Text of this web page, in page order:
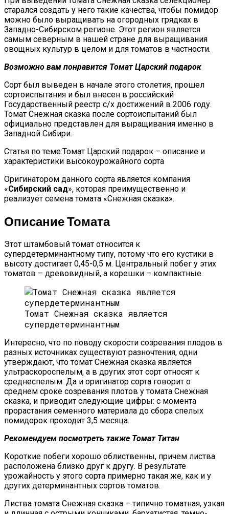
Своими Руками Быстро И Просто
старался создать у него такие качества, чтобы помидор
можно было выращивать на огородных грядках в
Западно-Сибирском регионе. Этот регион является
самым северным в нашей стране для выращивания
овощных культур в целом и для томатов в частности.
Возможно вам понравится Томат Царский подарок
Сорт был выведен в начале этого столетия, прошел
сортоиспытания и был внесен в российский
Государственный реестр с/х достижений в 2006 году.
Томат Снежная сказка после сортоиспытаний был
официально представлен для выращивания именно в
Западной Сибири.
Статья по теме:Томат Царский подарок – описание и
характеристики высокоурожайного сорта
Оригинатором данного сорта является компания
«Сибирский сад», которая преимущественно и
реализует семена томата «Снежная сказка».
Описание Томата
Этот штамбовый томат относится к
супердетерминантному типу, потому что его кустики в
высоту достигает 0,45-0,5 м. Центральный побег у этих
томатов – древовидный, а корешки – компактные.
Томат Снежная сказка является
супердетерминантным
Интересно, что по поводу скорости созревания плодов в
разных источниках существуют разночтения, одни
утверждают, что томат Снежная сказка является
ультраскороспелым, а в других этот сорт относят к
среднеспелым. Да и оригинатор сорта говорит о
среднем сроке созревания плотов у томата Снежная
сказка, и приводит следующие цифры: с момента
прорастания семенного материала до сбора спелых
помидорок проходит 3,5 месяца.
Рекомендуем посмотреть также Томат Титан
Короткие побеги хорошо облиственны, причем листва
расположена близко друг к другу. В результате
урожайность у этого сорта примерно такая же, как и у
других детерминантных сортов томатов.
Листва томата Снежная сказка – типично томатная, узкая